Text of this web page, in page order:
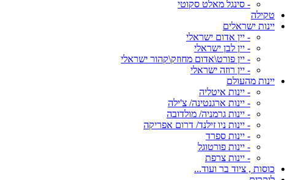
- סינגל מאלט סקוטי
טקילה
יינות ישראלים
- יין אדום ישראלי
- יין לבן ישראלי
- יין פורט\אדום מחוזק\קהור ישראלי
- יין רוזה ישראלי
יינות מהעולם
- יינות איטליה
- יינות ארגנטינה/ צ'ילה
- יינות גרמניה/ מולדובה
- יינות ניו זילנד/ דרום אפריקה
- יינות ספרד
- יינות פורטוגל
- יינות צרפת
כוסות , ציוד בר ועוד...